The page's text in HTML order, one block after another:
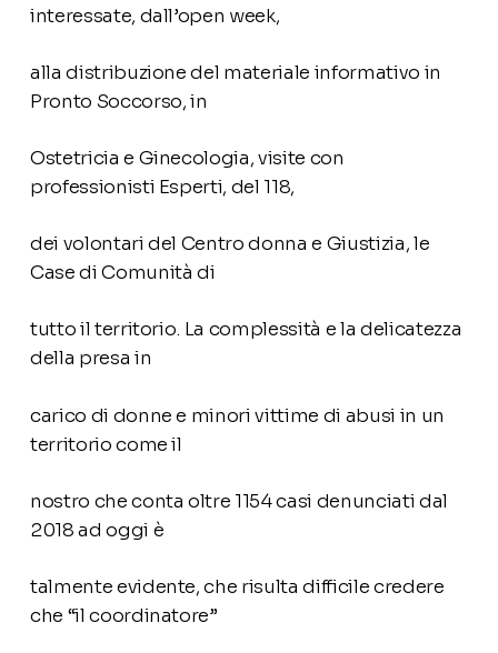
interessate, dall’open week,
alla distribuzione del materiale informativo in
Pronto Soccorso, in
Ostetricia e Ginecologia, visite con
professionisti Esperti, del 118,
dei volontari del Centro donna e Giustizia, le
Case di Comunità di
tutto il territorio. La complessità e la delicatezza
della presa in
carico di donne e minori vittime di abusi in un
territorio come il
nostro che conta oltre 1154 casi denunciati dal
2018 ad oggi è
talmente evidente, che risulta difficile credere
che “il coordinatore”